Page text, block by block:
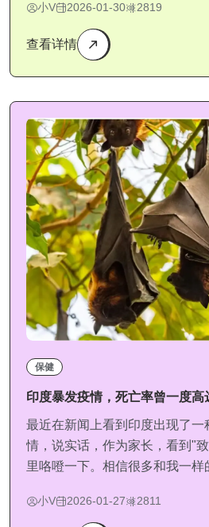
小V 2026-01-30 2819
查看详情
保健
印度暴发疫情，死亡率曾一度高
最近在新闻上看到印度出现了一
情，说实话，作为家长，看到"
里咯噔一下。相信很多和我一样
小V 2026-01-27 2811